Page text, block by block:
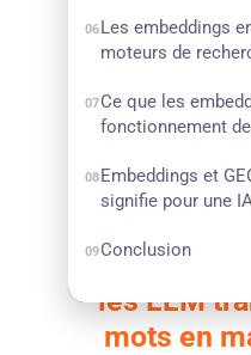
06 Les embeddings
moteurs de
07Ce que les
fonctionnement
08 Embeddings et
signifie pour une
09Conclusion
Les
les LLM
mots en